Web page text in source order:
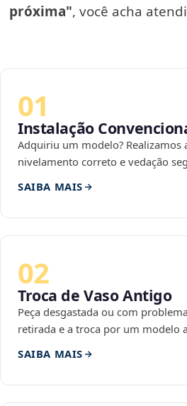
próxima", você acha
01
Instalação
Adquiriu um modelo? Realizamos
nivelamento correto e vedação
SAIBA MAIS
02
Troca de Vaso Antigo
Peça desgastada ou com
retirada e a troca por um modelo
SAIBA MAIS